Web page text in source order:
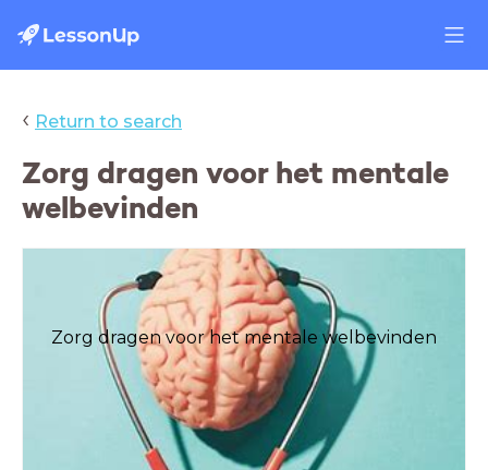
‹ Return to search
Zorg dragen voor het mentale
welbevinden
Zorg dragen voor het mentale welbevinden